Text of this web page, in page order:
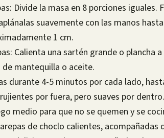
Divide la masa en 8 porciones iguales.
suavemente con las manos
1 cm.
Calienta una sartén grande o plancha
de mantequilla o aceite.
durante 4-5 minutos por cada lado,
por fuera, pero suaves por
medio para que no se quemen y se
de choclo calientes, acompañadas